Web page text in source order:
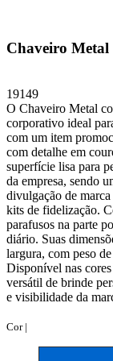
Chaveiro Metal
19149
O Chaveiro Metal
corporativo ideal
com um item
com detalhe em
superfície lisa para
da empresa, sendo
divulgação de
kits de fidelização.
parafusos na parte
diário. Suas
largura, com peso
Disponível nas
versátil de brinde
e visibilidade da
Cor |